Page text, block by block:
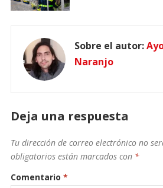
Sobre el autor:
Naranjo
Deja una respuesta
Tu dirección de correo electrónico no
obligatorios están marcados con *
Comentario *